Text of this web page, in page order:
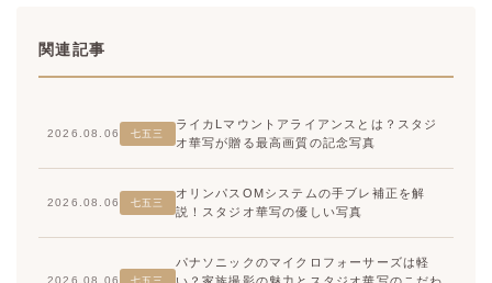
関連記事
2026.08.06 七五三
ライカLマウントアライアンスとは？スタジ
オ華写が贈る最高画質の記念写真
2026.08.06 七五三
オリンパスOMシステムの手ブレ補正を解
説！スタジオ華写の優しい写真
2026.08.06
パナソニックのマイクロフォーサーズは軽